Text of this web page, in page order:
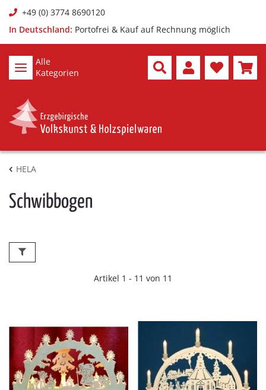
+49 (0) 3774 8690120
In Deutschland: Portofrei & Kauf auf Rechnung möglich
Alle
Kategorien
HELA
Schwibbogen
Artikel 1 - 11 von 11